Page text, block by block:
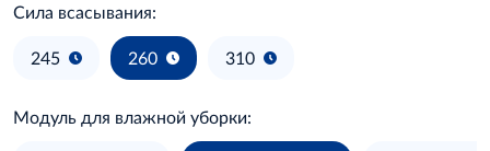
Сила всасывания:
245 260 310
Модуль для влажной уборки: